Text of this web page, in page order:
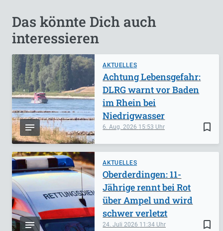
Das könnte Dich auch
interessieren
AKTUELLES
bookmark_border
6. Aug. 2026 15:53
Achtung Lebensgefahr:
DLRG warnt vor Baden
im Rhein bei
Niedrigwasser
AKTUELLES
bookmark_border
24. Juli 2026 11:34
Oberderdingen: 11-
Jährige rennt bei Rot
über Ampel und wird
schwer verletzt